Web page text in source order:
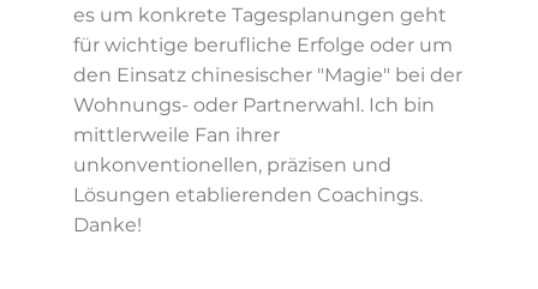
es um konkrete Tagesplanungen geht
für wichtige berufliche Erfolge oder um
den Einsatz chinesischer "Magie" bei der
Wohnungs- oder Partnerwahl. Ich bin
mittlerweile Fan ihrer
unkonventionellen, präzisen und
Lösungen etablierenden Coachings.
Danke!